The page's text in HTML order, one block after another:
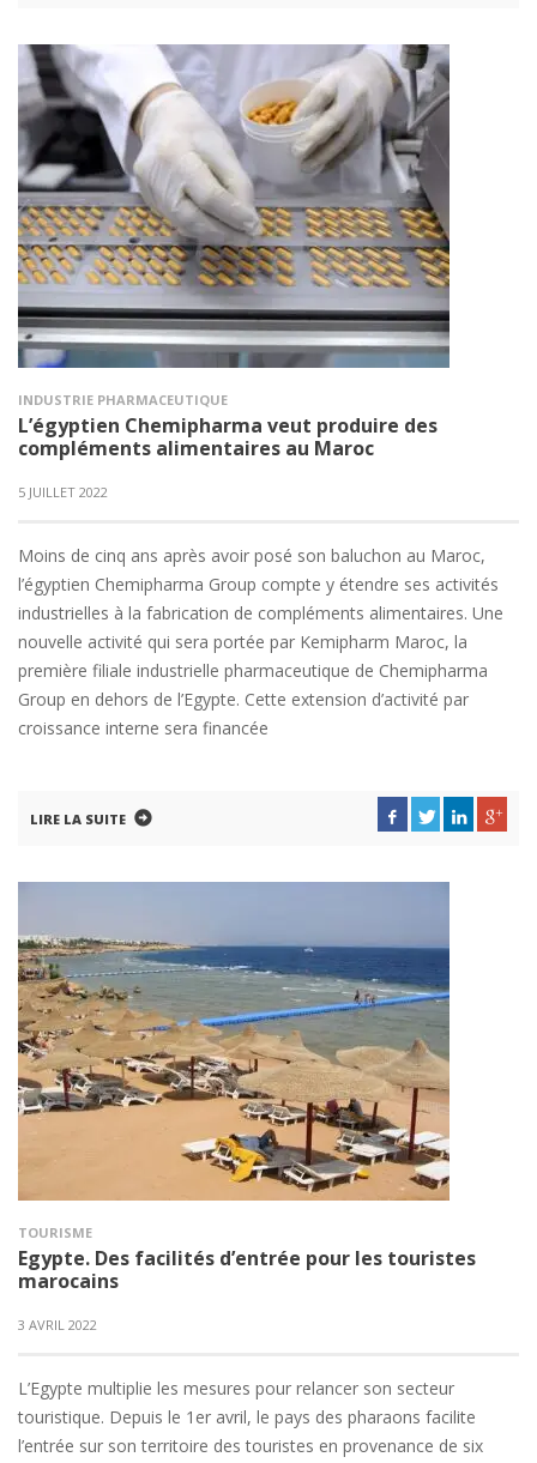
INDUSTRIE PHARMACEUTIQUE
L’égyptien Chemipharma veut produire des
compléments alimentaires au Maroc
5 JUILLET 2022
Moins de cinq ans après avoir posé son baluchon au Maroc,
l’égyptien Chemipharma Group compte y étendre ses activités
industrielles à la fabrication de compléments alimentaires. Une
nouvelle activité qui sera portée par Kemipharm Maroc, la
première filiale industrielle pharmaceutique de Chemipharma
Group en dehors de l’Egypte. Cette extension d’activité par
croissance interne sera financée
LIRE LA SUITE
TOURISME
Egypte. Des facilités d’entrée pour les touristes
marocains
3 AVRIL 2022
L’Egypte multiplie les mesures pour relancer son secteur
touristique. Depuis le 1er avril, le pays des pharaons facilite
l’entrée sur son territoire des touristes en provenance de six